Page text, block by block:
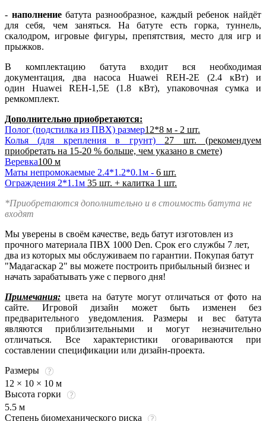
- наполнениебатута разнообразное, каждый ребенок найдёт
для себя, чем заняться. На батуте есть горка, туннель,
скалодром, игровые фигуры, препятствия, место для игр и
прыжков.
В комплектацию батута входит вся необходимая
документация, два насоса Huawei REH-2E (2.4 кВт) и
один Huawei REH-1,5E (1.8 кВт), упаковочная сумка и
ремкомплект.
Дополнительно приобретаются:
Полог (подстилка из ПВХ) размер12*8 м - 2 шт.
Колья (для крепления в грунт) 27 шт. (рекомендуем
приобретать на 15-20 % больше, чем указано в смете)
Веревка100 м
Маты непромокаемые 2.4*1.2*0.1м - 6 шт.
Ограждения 2*1.1м 35 шт. + калитка 1 шт.
*Приобретаются дополнительно и в стоимость батута не
входят
Мы уверены в своём качестве, ведь батут изготовлен из
прочного материала ПВХ 1000 Den. Срок его службы 7 лет,
два из которых мы обслуживаем по гарантии. Покупая батут
"Мадагаскар 2" вы можете построить прибыльный бизнес и
начать зарабатывать уже с первого дня!
Примечания: цвета на батуте могут отличаться от фото на
сайте. Игровой дизайн может быть изменен без
предварительного уведомления. Размеры и вес батута
являются приблизительными и могут незначительно
отличаться. Все характеристики оговариваются при
составлении спецификации или дизайн-проекта.
Размеры
12 × 10 × 10 м
Высота горки
5.5 м
Степень биомеханического риска